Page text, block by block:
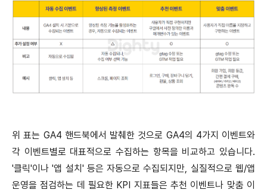
위 표는 GA4 핸드북에서 발췌한 것으로 GA4의 4가지 이벤트와
각 이벤트별로 대표적으로 수집하는 항목을 비교하고 있습니다.
'클릭'이나 '앱 설치' 등은 자동으로 수집되지만, 실질적으로 웹/앱
운영을 점검하는 데 필요한 KPI 지표들은 추천 이벤트나 맞춤 이